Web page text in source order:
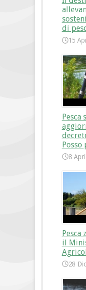
di
15
Pesca
Posso
8
Pesca
il
28